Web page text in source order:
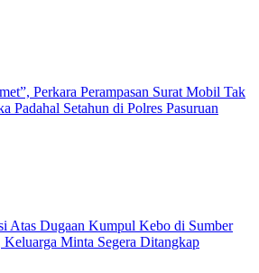
Perkara Perampasan Surat Mobil Tak
Padahal Setahun di Polres Pasuruan
Atas Dugaan Kumpul Kebo di Sumber
Minta Segera Ditangkap